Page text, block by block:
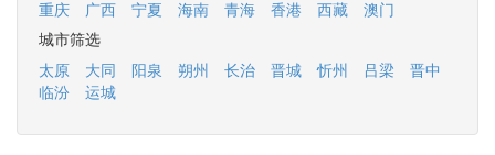
重庆
广西 宁夏 海南 青海 香港 西藏
澳门
城市筛选
太原
大同 阳泉 朔州 长治 晋城 忻州 吕梁
晋中
临汾
运城